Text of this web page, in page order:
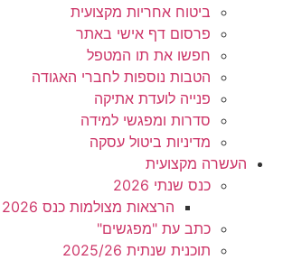
ביטוח אחריות מקצועית
פרסום דף אישי באתר
חפשו את תו המטפל
הטבות נוספות לחברי האגודה
פנייה לועדת אתיקה
סדרות ומפגשי למידה
מדיניות ביטול עסקה
העשרה מקצועית
כנס שנתי 2026
הרצאות מצולמות כנס 2026
כתב עת "מפגשים"
תוכנית שנתית 2025/26